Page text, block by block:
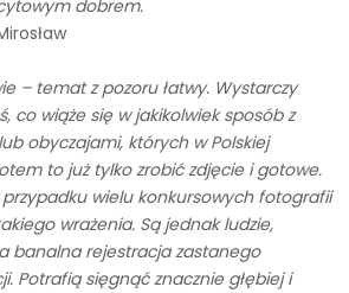
dobrem.
– temat z pozoru łatwy. Wystarczy
co wiąże się w jakikolwiek sposób z
obyczajami, których w Polskiej
to już tylko zrobić zdjęcie i gotowe.
wielu konkursowych fotografii
wrażenia. Są jednak ludzie,
banalna rejestracja zastanego
Potrafią sięgnąć znacznie głębiej i